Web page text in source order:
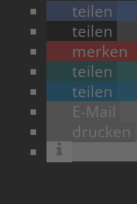
teilen
teilen
merken
teilen
teilen
E-Mail
drucken